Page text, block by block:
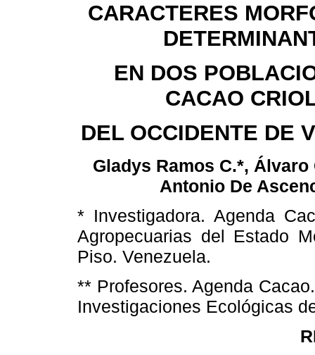
CARACTERES
EN DOS
CACAO
DEL OCCIDENTE DE
Gladys Ramos C.*, Álvaro
Antonio De
* Investigadora. Agenda
Agropecuarias del Estado
Piso. Venezuela.
** Profesores. Agenda
Investigaciones Ecológicas